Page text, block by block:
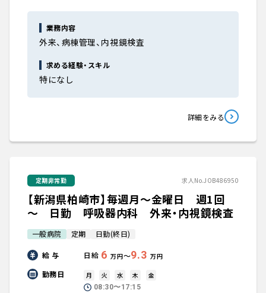
業務内容
外来、病棟管理、内視鏡検査
求める経験・スキル
特になし
詳細をみる
定期非常勤 求人No.JOB486950
【新潟県柏崎市】毎週月～金曜日 週1回
～ 日勤 呼吸器内科 外来・内視鏡検査
一般病院 定期 日勤(終日)
給 与 日給 6 万円〜9.3 万円
勤務日 月 火 水 木 金
08:30〜17:15